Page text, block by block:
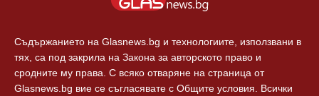
Съдържанието на Glasnews.bg и технологиите, използвани в
тях, са под закрила на Закона за авторското право и
сродните му права. С всяко отваряне на страница от
Glasnews.bg вие се съгласявате с Общите условия. Всички